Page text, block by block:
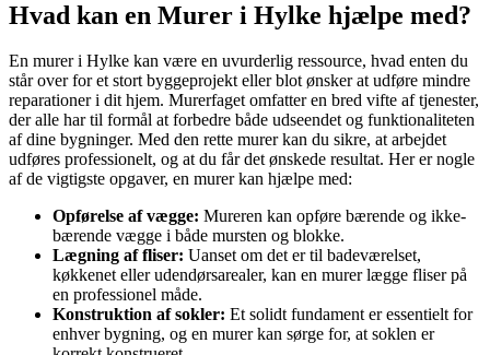
Hvad kan en Murer i Hylke hjælpe med?
En murer i Hylke kan være en uvurderlig ressource, hvad enten du
står over for et stort byggeprojekt eller blot ønsker at udføre mindre
reparationer i dit hjem. Murerfaget omfatter en bred vifte af tjenester,
der alle har til formål at forbedre både udseendet og funktionaliteten
af dine bygninger. Med den rette murer kan du sikre, at arbejdet
udføres professionelt, og at du får det ønskede resultat. Her er nogle
af de vigtigste opgaver, en murer kan hjælpe med:
Opførelse af vægge: Mureren kan opføre bærende og ikke-
bærende vægge i både mursten og blokke.
Lægning af fliser: Uanset om det er til badeværelset,
køkkenet eller udendørsarealer, kan en murer lægge fliser på
en professionel måde.
Konstruktion af sokler: Et solidt fundament er essentielt for
enhver bygning, og en murer kan sørge for, at soklen er